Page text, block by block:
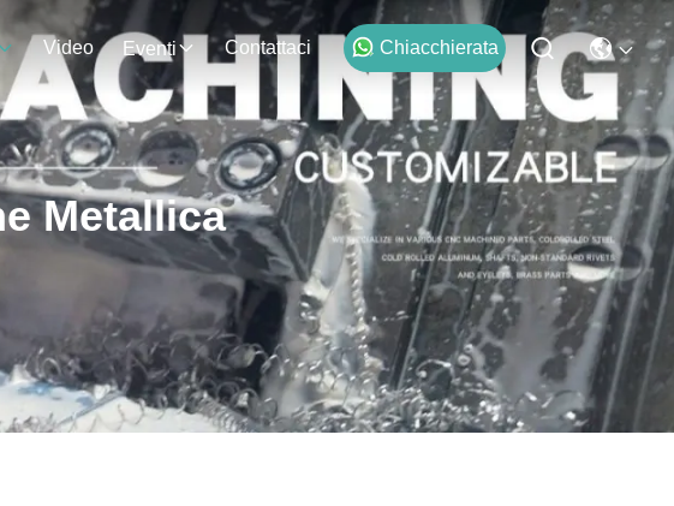
Video Eventi Contattaci Chiacchierata
Metallica